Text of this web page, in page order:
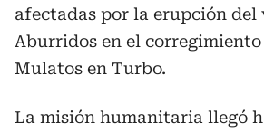
afectadas por la erupción del
Aburridos en el corregimiento
Mulatos en Turbo.
La misión humanitaria llegó